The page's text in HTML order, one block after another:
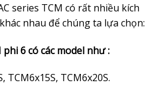
series TCM có rất nhiều kích
nhau để chúng ta lựa chọn:
6 có các model như :
TCM6x15S, TCM6x20S.